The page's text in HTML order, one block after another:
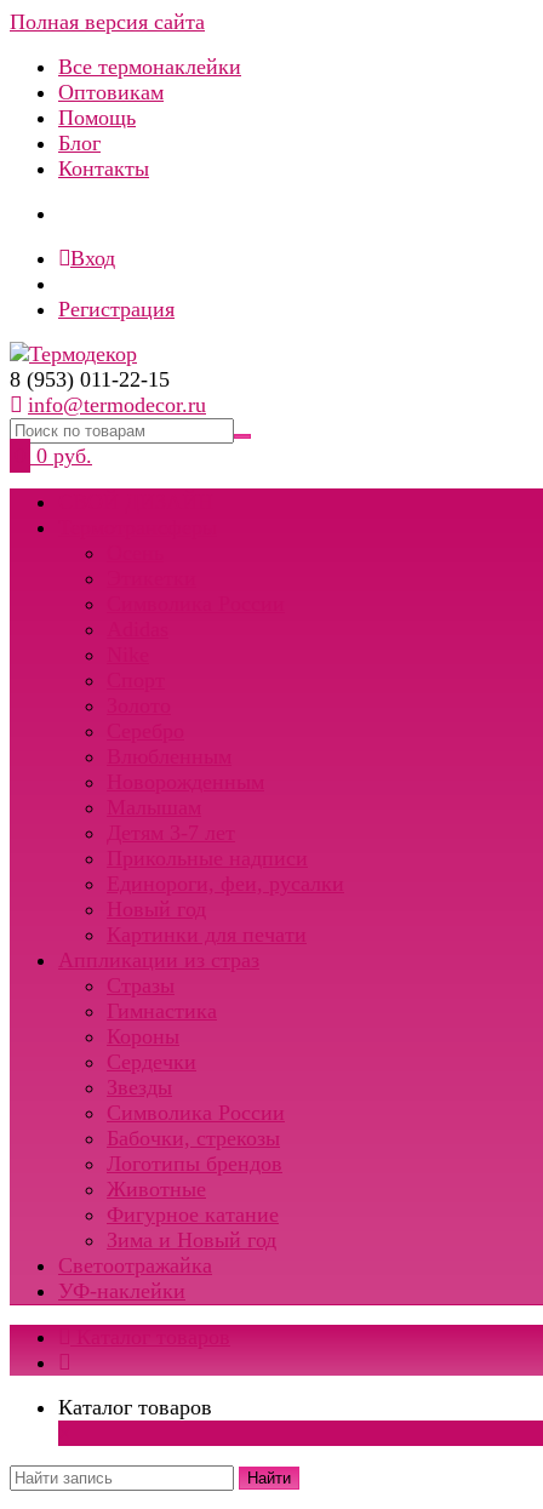
Полная версия сайта
Все термонаклейки
Оптовикам
Помощь
Блог
Контакты
Вход
Регистрация
8 (953) 011-22-15
info@termodecor.ru
0 руб.
Детям 3-7 лет
Прикольные надписи
Единороги, феи, русалки
Новый год
Картинки для печати
Аппликации из страз
Стразы
Гимнастика
Короны
Сердечки
Звезды
Символика России
Бабочки, стрекозы
Логотипы брендов
Животные
Фигурное катание
Зима и Новый год
Светоотражайка
УФ-наклейки
Каталог товаров
Найти